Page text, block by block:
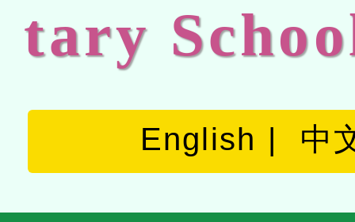
tary
English 中